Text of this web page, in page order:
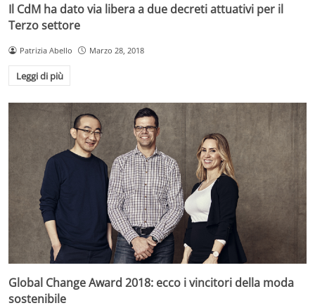
Il CdM ha dato via libera a due decreti attuativi per il
Terzo settore
Patrizia Abello Marzo 28, 2018
Leggi di più
Global Change Award 2018: ecco i vincitori della moda
sostenibile